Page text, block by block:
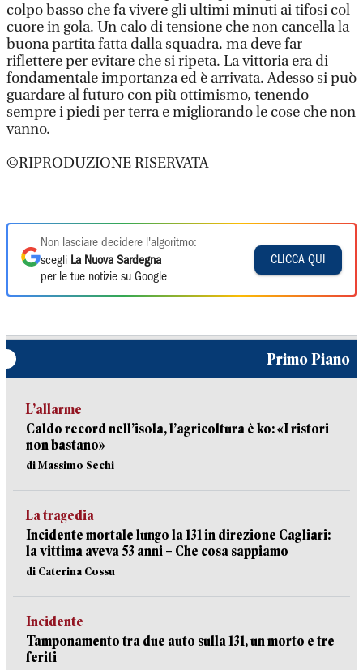
colpo basso che fa vivere gli ultimi minuti ai tifosi col
cuore in gola. Un calo di tensione che non cancella la
buona partita fatta dalla squadra, ma deve far
riflettere per evitare che si ripeta. La vittoria era di
fondamentale importanza ed è arrivata. Adesso si può
guardare al futuro con più ottimismo, tenendo
sempre i piedi per terra e migliorando le cose che non
vanno.
©RIPRODUZIONE RISERVATA
Non lasciare decidere l'algoritmo:
scegli La Nuova Sardegna
per le tue notizie su Google
CLICCA QUI
Primo Piano
L’allarme
Caldo record nell’isola, l’agricoltura è ko: «I ristori
non bastano»
di Massimo Sechi
La tragedia
Incidente mortale lungo la 131 in direzione Cagliari:
la vittima aveva 53 anni – Che cosa sappiamo
di Caterina Cossu
Incidente
Tamponamento tra due auto sulla 131, un morto e tre
feriti